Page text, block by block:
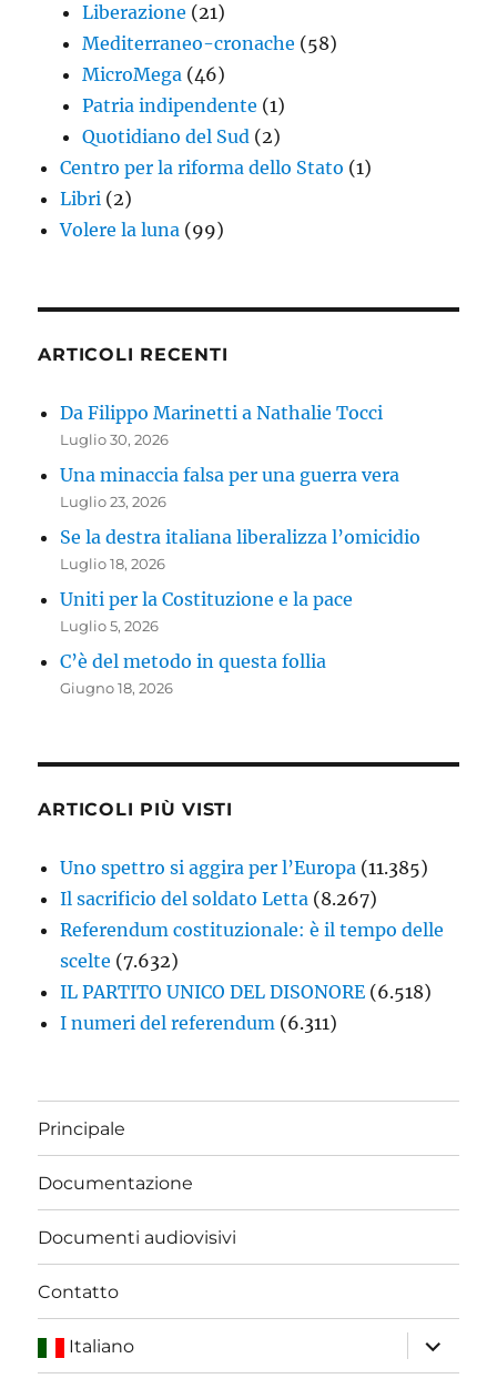
Liberazione (21)
Mediterraneo-cronache (58)
MicroMega (46)
Patria indipendente (1)
Quotidiano del Sud (2)
Centro per la riforma dello Stato (1)
Libri (2)
Volere la luna (99)
ARTICOLI RECENTI
Da Filippo Marinetti a Nathalie Tocci
Luglio 30, 2026
Una minaccia falsa per una guerra vera
Luglio 23, 2026
Se la destra italiana liberalizza l’omicidio
Luglio 18, 2026
Uniti per la Costituzione e la pace
Luglio 5, 2026
C’è del metodo in questa follia
Giugno 18, 2026
ARTICOLI PIÙ VISTI
Uno spettro si aggira per l’Europa (11.385)
Il sacrificio del soldato Letta (8.267)
Referendum costituzionale: è il tempo delle
scelte (7.632)
IL PARTITO UNICO DEL DISONORE (6.518)
I numeri del referendum (6.311)
Principale
Documentazione
Documenti audiovisivi
Contatto
Italiano
apri
i
menu